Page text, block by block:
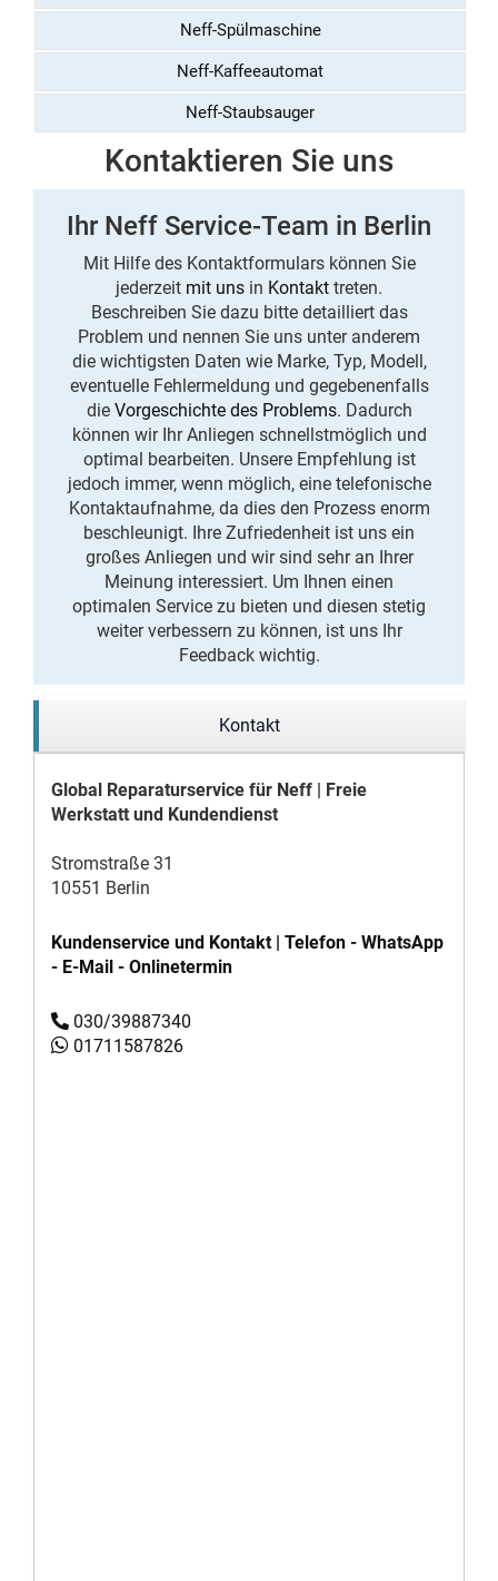
Neff-Spülmaschine
Neff-Kaffeeautomat
Neff-Staubsauger
Kontaktieren Sie uns
Ihr Neff Service-Team in Berlin
Mit Hilfe des Kontaktformulars können Sie
jederzeit mit uns in Kontakt treten.
Beschreiben Sie dazu bitte detailliert das
Problem und nennen Sie uns unter anderem
die wichtigsten Daten wie Marke, Typ, Modell,
eventuelle Fehlermeldung und gegebenenfalls
die Vorgeschichte des Problems. Dadurch
können wir Ihr Anliegen schnellstmöglich und
optimal bearbeiten. Unsere Empfehlung ist
jedoch immer, wenn möglich, eine telefonische
Kontaktaufnahme, da dies den Prozess enorm
beschleunigt. Ihre Zufriedenheit ist uns ein
großes Anliegen und wir sind sehr an Ihrer
Meinung interessiert. Um Ihnen einen
optimalen Service zu bieten und diesen stetig
weiter verbessern zu können, ist uns Ihr
Feedback wichtig.
Kontakt
Global Reparaturservice für Neff | Freie
Werkstatt und Kundendienst
Stromstraße 31
10551 Berlin
Kundenservice und Kontakt | Telefon - WhatsApp
- E-Mail - Onlinetermin
030/39887340
01711587826